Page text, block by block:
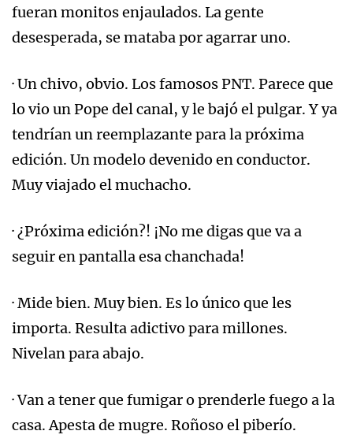
fueran monitos enjaulados. La gente
desesperada, se mataba por agarrar uno.
· Un chivo, obvio. Los famosos PNT. Parece que
lo vio un Pope del canal, y le bajó el pulgar. Y ya
tendrían un reemplazante para la próxima
edición. Un modelo devenido en conductor.
Muy viajado el muchacho.
· ¿Próxima edición?! ¡No me digas que va a
seguir en pantalla esa chanchada!
· Mide bien. Muy bien. Es lo único que les
importa. Resulta adictivo para millones.
Nivelan para abajo.
· Van a tener que fumigar o prenderle fuego a la
casa. Apesta de mugre. Roñoso el piberío.